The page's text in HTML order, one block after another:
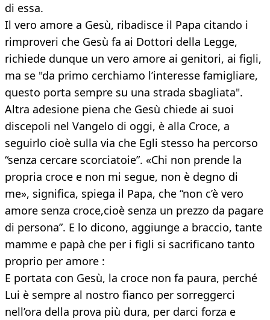
di essa.
Il vero amore a Gesù, ribadisce il Papa citando i
rimproveri che Gesù fa ai Dottori della Legge,
richiede dunque un vero amore ai genitori, ai figli,
ma se "da primo cerchiamo l’interesse famigliare,
questo porta sempre su una strada sbagliata".
Altra adesione piena che Gesù chiede ai suoi
discepoli nel Vangelo di oggi, è alla Croce, a
seguirlo cioè sulla via che Egli stesso ha percorso
“senza cercare scorciatoie”. «Chi non prende la
propria croce e non mi segue, non è degno di
me», significa, spiega il Papa, che “non c’è vero
amore senza croce,cioè senza un prezzo da pagare
di persona”. E lo dicono, aggiunge a braccio, tante
mamme e papà che per i figli si sacrificano tanto
proprio per amore :
E portata con Gesù, la croce non fa paura, perché
Lui è sempre al nostro fianco per sorreggerci
nell’ora della prova più dura, per darci forza e